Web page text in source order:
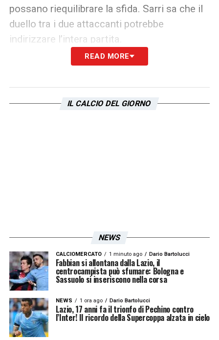
possano riequilibrare la sfida. Sarri sa che il
duello tra i due attaccanti potrebbe
indirizzare l’intera partita.
In un match che vale molto per entrambe,
e a determinare le sorti dellaLazio
READ MORE
IL CALCIO DEL GIORNO
NEWS
CALCIOMERCATO 1 minuto ago Dario Bartolucci
Fabbian si allontana dalla Lazio, il
centrocampista può sfumare: Bologna e
Sassuolo si inseriscono nella corsa
NEWS 1 ora ago Dario Bartolucci
Lazio, 17 anni fa il trionfo di Pechino contro
l’Inter! Il ricordo della Supercoppa alzata in cielo